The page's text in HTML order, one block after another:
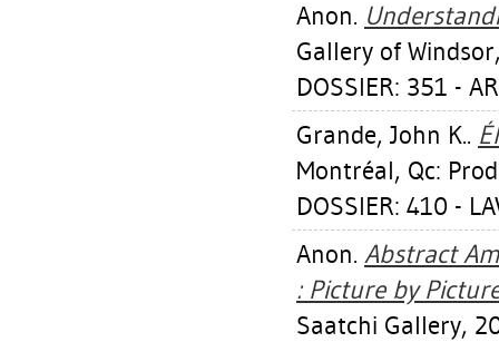
Anon.
Gallery of
DOSSIER: 351 -
Grande, John K..
Montréal, Qc:
DOSSIER: 410 -
Anon. Abstract
: Picture by
Saatchi Gallery,